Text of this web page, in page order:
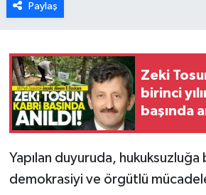
Paylaş
Zeki
birinci
başında
Yapılan duyuruda,
demokrasiyi ve örgütlü